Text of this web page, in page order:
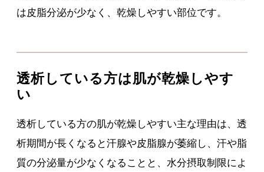
は皮脂分泌が少なく、乾燥しやすい部位です。
透析している方は肌が乾燥しやす
い
透析している方の肌が乾燥しやすい主な理由は、透
析期間が長くなると汗腺や皮脂腺が萎縮し、汗や脂
質の分泌量が少なくなることと、水分摂取制限によ